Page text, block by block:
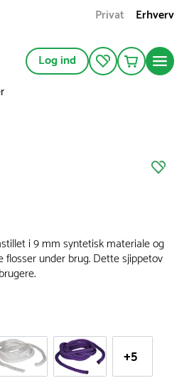
Privat Erhverv
Log ind
i 9 mm syntetisk materiale og
under brug. Dette sjippetov
+5